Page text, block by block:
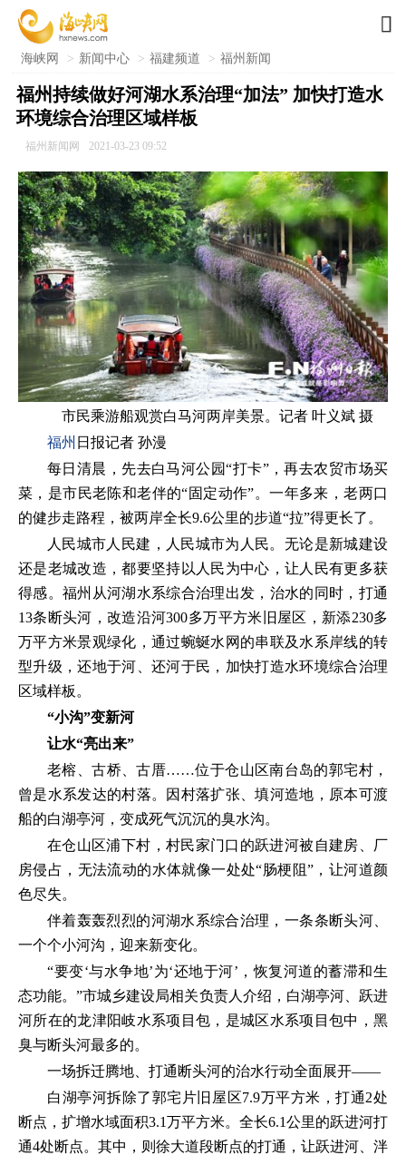

海峡网 > 新闻中心 > 福建频道 > 福州新闻
福州持续做好河湖水系治理“加法” 加快打造水
环境综合治理区域样板
福州新闻网 2021-03-23 09:52
市民乘游船观赏白马河两岸美景。记者 叶义斌 摄
福州 日报记者 孙漫
每日清晨，先去白马河公园“打卡”，再去农贸市场买
菜，是市民老陈和老伴的“固定动作”。一年多来，老两口
的健步走路程，被两岸全长9.6公里的步道“拉”得更长了。
人民城市人民建，人民城市为人民。无论是新城建设
还是老城改造，都要坚持以人民为中心，让人民有更多获
得感。福州从河湖水系综合治理出发，治水的同时，打通
13条断头河，改造沿河300多万平方米旧屋区，新添230多
万平方米景观绿化，通过蜿蜒水网的串联及水系岸线的转
型升级，还地于河、还河于民，加快打造水环境综合治理
区域样板。
“小沟”变新河
让水“亮出来”
老榕、古桥、古厝……位于仓山区南台岛的郭宅村，
曾是水系发达的村落。因村落扩张、填河造地，原本可渡
船的白湖亭河，变成死气沉沉的臭水沟。
在仓山区浦下村，村民家门口的跃进河被自建房、厂
房侵占，无法流动的水体就像一处处“肠梗阻”，让河道颜
色尽失。
伴着轰轰烈烈的河湖水系综合治理，一条条断头河、
一个个小河沟，迎来新变化。
“要变‘与水争地’为‘还地于河’，恢复河道的蓄滞和生
态功能。”市城乡建设局相关负责人介绍，白湖亭河、跃进
河所在的龙津阳岐水系项目包，是城区水系项目包中，黑
臭与断头河最多的。
一场拆迁腾地、打通断头河的治水行动全面展开——
白湖亭河拆除了郭宅片旧屋区7.9万平方米，打通2处
断点，扩增水域面积3.1万平方米。全长6.1公里的跃进河打
通4处断点。其中，则徐大道段断点的打通，让跃进河、泮